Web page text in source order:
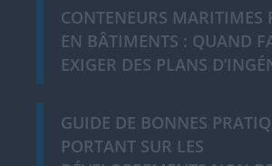
CONTENEURS MARITIMES
EN BÂTIMENTS : QUAND
EXIGER DES PLANS
GUIDE DE BONNES
PORTANT SUR LES